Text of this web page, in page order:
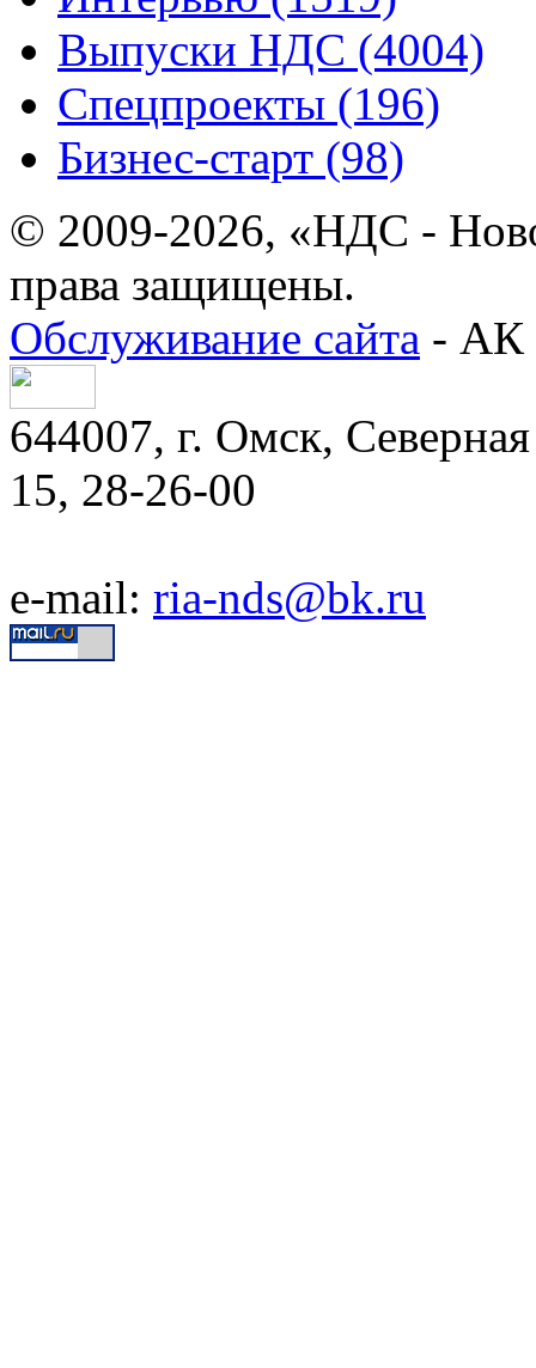
Выпуски НДС (4004)
Спецпроекты (196)
Бизнес-старт (98)
© 2009-2026, «НДС -
права защищены.
Обслуживание сайта - АК
644007, г. Омск,
15, 28-26-00
e-mail: ria-nds@bk.ru